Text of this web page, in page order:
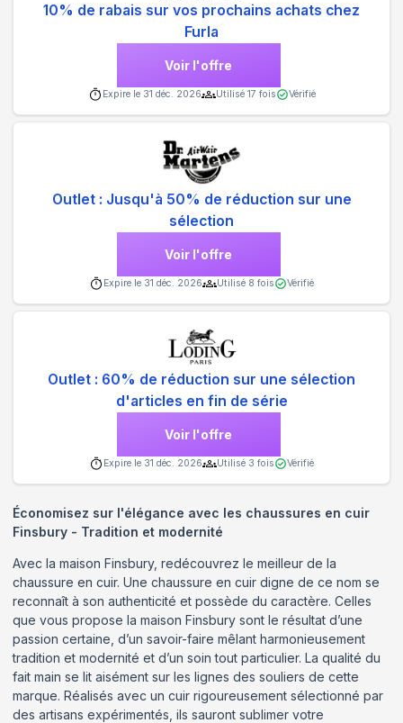
10% de rabais sur vos prochains achats chez
Furla
Voir l'offre
Expire le 31 déc. 2026 Utilisé 17 fois Vérifié
Outlet : Jusqu'à 50% de réduction sur une
sélection
Voir l'offre
Expire le 31 déc. 2026 Utilisé 8 fois Vérifié
Outlet : 60% de réduction sur une sélection
d'articles en fin de série
Voir l'offre
Expire le 31 déc. 2026 Utilisé 3 fois Vérifié
Économisez sur l'élégance avec les chaussures en cuir
Finsbury - Tradition et modernité
Avec la maison Finsbury, redécouvrez le meilleur de la
chaussure en cuir. Une chaussure en cuir digne de ce nom se
reconnaît à son authenticité et possède du caractère. Celles
que vous propose la maison Finsbury sont le résultat d’une
passion certaine, d’un savoir-faire mêlant harmonieusement
tradition et modernité et d’un soin tout particulier. La qualité du
fait main se lit aisément sur les lignes des souliers de cette
marque. Réalisés avec un cuir rigoureusement sélectionné par
des artisans expérimentés, ils sauront sublimer votre